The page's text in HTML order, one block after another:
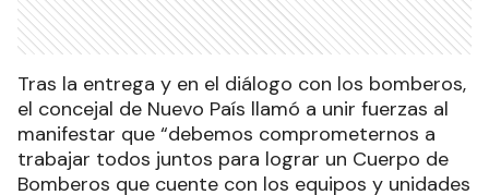
Tras la entrega y en el diálogo con los bomberos,
el concejal de Nuevo País llamó a unir fuerzas al
manifestar que “debemos comprometernos a
trabajar todos juntos para lograr un Cuerpo de
Bomberos que cuente con los equipos y unidades